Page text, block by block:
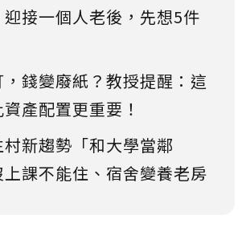
接一個人老後，先想5件
錢變廢紙？教授提醒：這
產配置更重要！
新趨勢「和大學當鄰
課不能住、宿舍變養老房